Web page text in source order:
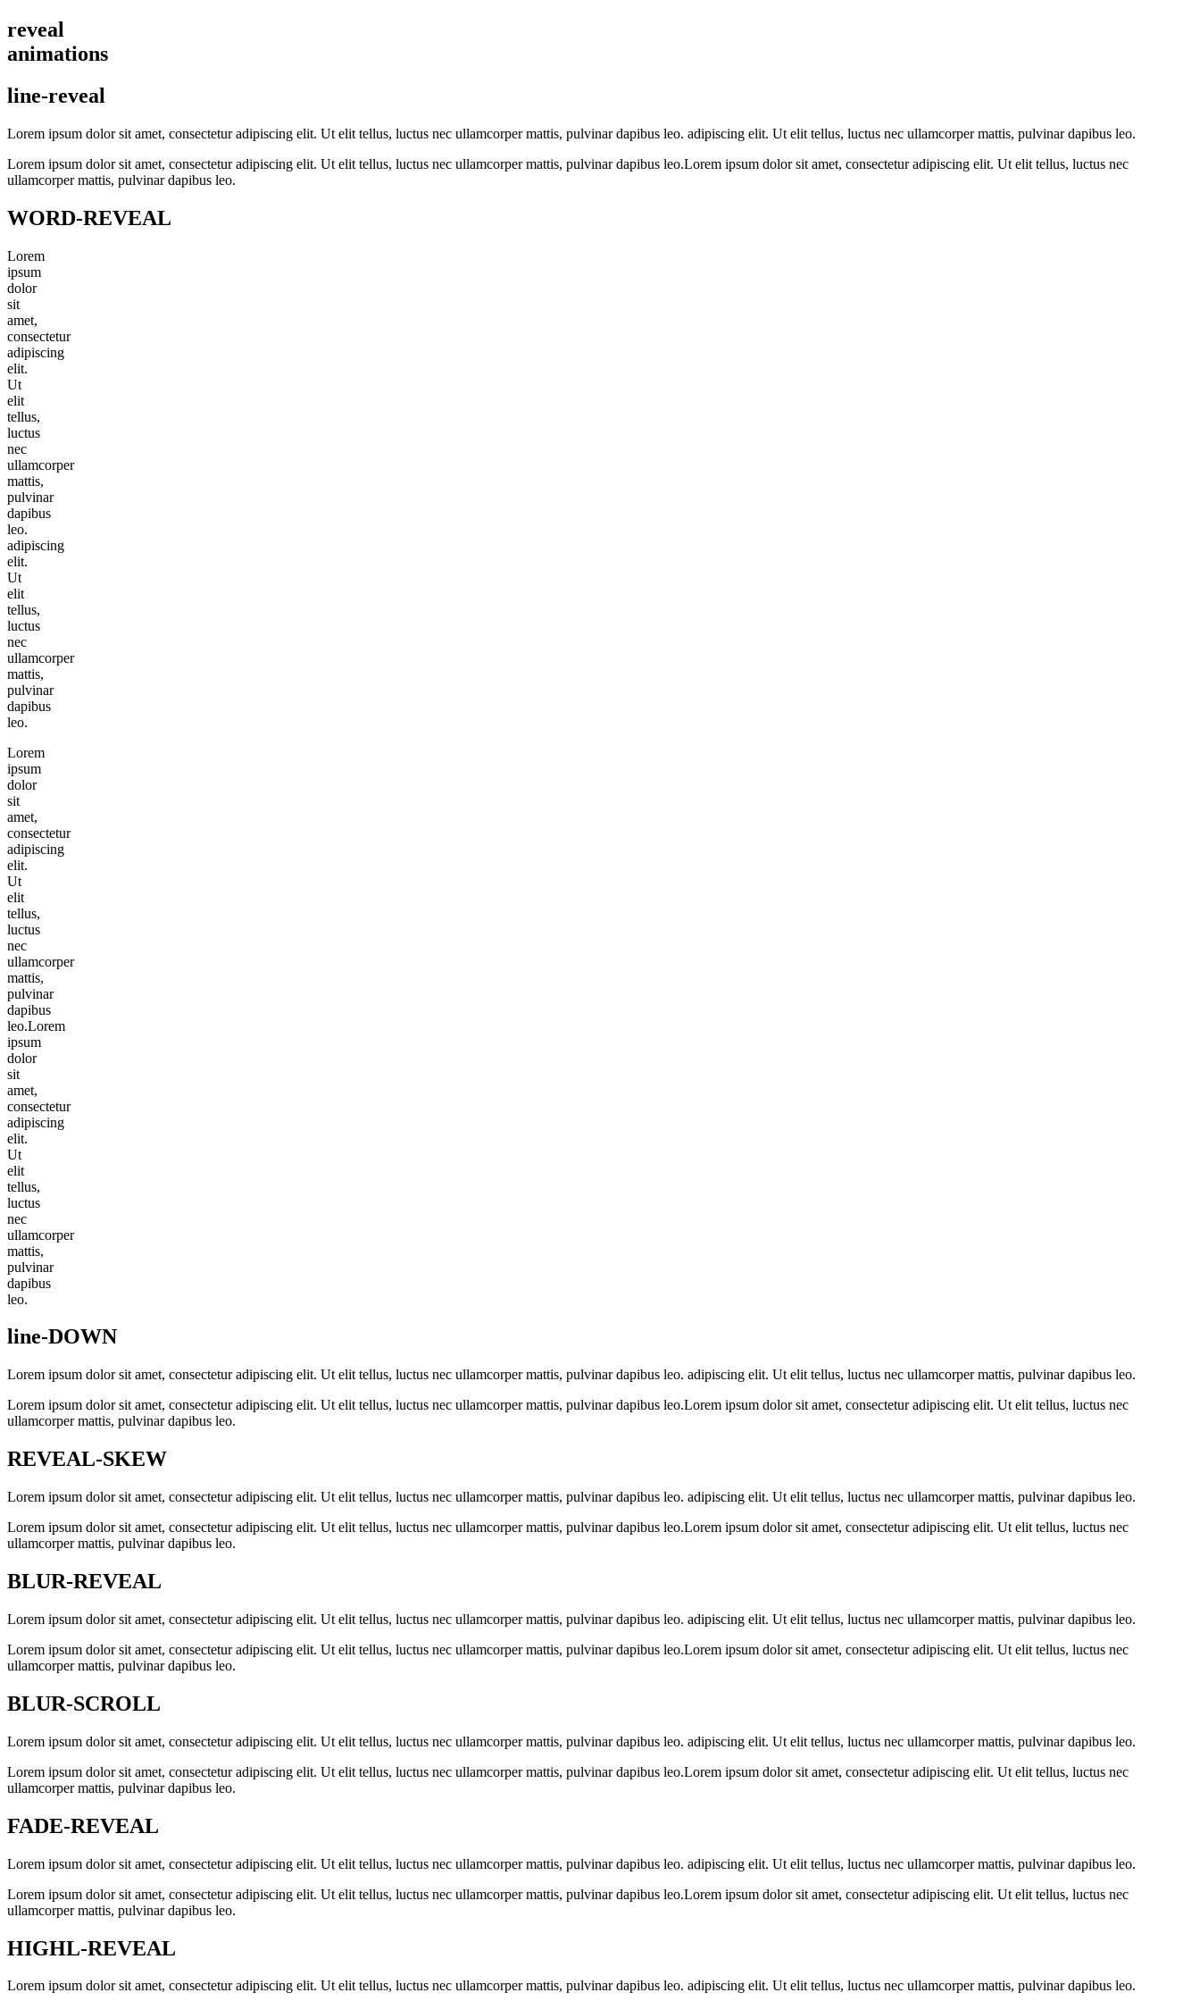
Skip
to
content
reveal
animations
line-reveal
Lorem ipsum dolor sit amet, consectetur adipiscing elit. Ut elit tellus, luctus nec ullamcorper mattis, pulvinar dapibus leo. adipiscing elit. Ut elit tellus, luctus nec ullamcorper mattis, pulvinar dapibus leo.
Lorem ipsum dolor sit amet, consectetur adipiscing elit. Ut elit tellus, luctus nec ullamcorper mattis, pulvinar dapibus leo.Lorem ipsum dolor sit amet, consectetur adipiscing elit. Ut elit tellus, luctus nec
ullamcorper mattis, pulvinar dapibus leo.
WORD-REVEAL
Lorem
ipsum
dolor
sit
amet,
consectetur
adipiscing
elit.
Ut
elit
tellus,
luctus
nec
ullamcorper
mattis,
pulvinar
dapibus
leo.
adipiscing
elit.
Ut
elit
tellus,
luctus
nec
ullamcorper
mattis,
pulvinar
dapibus
leo.
Lorem
ipsum
dolor
sit
amet,
consectetur
adipiscing
elit.
Ut
elit
tellus,
luctus
nec
ullamcorper
mattis,
pulvinar
dapibus
leo.Lorem
ipsum
dolor
sit
amet,
consectetur
adipiscing
elit.
Ut
elit
tellus,
luctus
nec
ullamcorper
mattis,
pulvinar
dapibus
leo.
line-DOWN
Lorem ipsum dolor sit amet, consectetur adipiscing elit. Ut elit tellus, luctus nec ullamcorper mattis, pulvinar dapibus leo. adipiscing elit. Ut elit tellus, luctus nec ullamcorper mattis, pulvinar dapibus leo.
Lorem ipsum dolor sit amet, consectetur adipiscing elit. Ut elit tellus, luctus nec ullamcorper mattis, pulvinar dapibus leo.Lorem ipsum dolor sit amet, consectetur adipiscing elit. Ut elit tellus, luctus nec
ullamcorper mattis, pulvinar dapibus leo.
REVEAL-SKEW
Lorem ipsum dolor sit amet, consectetur adipiscing elit. Ut elit tellus, luctus nec ullamcorper mattis, pulvinar dapibus leo. adipiscing elit. Ut elit tellus, luctus nec ullamcorper mattis, pulvinar dapibus leo.
Lorem ipsum dolor sit amet, consectetur adipiscing elit. Ut elit tellus, luctus nec ullamcorper mattis, pulvinar dapibus leo.Lorem ipsum dolor sit amet, consectetur adipiscing elit. Ut elit tellus, luctus nec
ullamcorper mattis, pulvinar dapibus leo.
BLUR-REVEAL
Lorem ipsum dolor sit amet, consectetur adipiscing elit. Ut elit tellus, luctus nec ullamcorper mattis, pulvinar dapibus leo. adipiscing elit. Ut elit tellus, luctus nec ullamcorper mattis, pulvinar dapibus leo.
Lorem ipsum dolor sit amet, consectetur adipiscing elit. Ut elit tellus, luctus nec ullamcorper mattis, pulvinar dapibus leo.Lorem ipsum dolor sit amet, consectetur adipiscing elit. Ut elit tellus, luctus nec
ullamcorper mattis, pulvinar dapibus leo.
BLUR-SCROLL
Lorem ipsum dolor sit amet, consectetur adipiscing elit. Ut elit tellus, luctus nec ullamcorper mattis, pulvinar dapibus leo. adipiscing elit. Ut elit tellus, luctus nec ullamcorper mattis, pulvinar dapibus leo.
Lorem ipsum dolor sit amet, consectetur adipiscing elit. Ut elit tellus, luctus nec ullamcorper mattis, pulvinar dapibus leo.Lorem ipsum dolor sit amet, consectetur adipiscing elit. Ut elit tellus, luctus nec
ullamcorper mattis, pulvinar dapibus leo.
FADE-REVEAL
Lorem ipsum dolor sit amet, consectetur adipiscing elit. Ut elit tellus, luctus nec ullamcorper mattis, pulvinar dapibus leo. adipiscing elit. Ut elit tellus, luctus nec ullamcorper mattis, pulvinar dapibus leo.
Lorem ipsum dolor sit amet, consectetur adipiscing elit. Ut elit tellus, luctus nec ullamcorper mattis, pulvinar dapibus leo.Lorem ipsum dolor sit amet, consectetur adipiscing elit. Ut elit tellus, luctus nec
ullamcorper mattis, pulvinar dapibus leo.
HIGHL-REVEAL
Lorem ipsum dolor sit amet, consectetur adipiscing elit. Ut elit tellus, luctus nec ullamcorper mattis, pulvinar dapibus leo. adipiscing elit. Ut elit tellus, luctus nec ullamcorper mattis, pulvinar dapibus leo.